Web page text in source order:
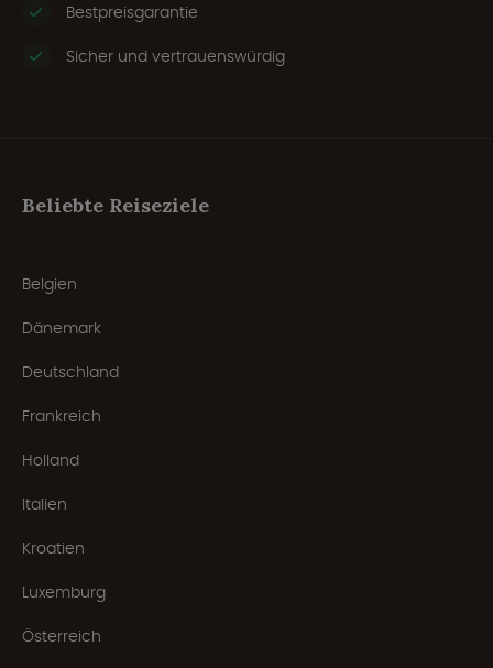
Bestpreisgarantie
Sicher und vertrauenswürdig
Beliebte Reiseziele
Belgien
Dänemark
Deutschland
Frankreich
Holland
Italien
Kroatien
Luxemburg
Österreich